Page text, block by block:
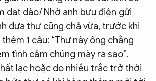
dạt dào/ Nhờ anh bưu điện gửi
đưa thư cũng chả vừa, trước khi
1 câu: “Thư này ông chẳng
tình cảm chúng mày ra sao”.
lạc hoặc do nhiều trắc trở thời